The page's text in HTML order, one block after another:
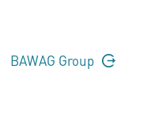
BAWAG Group